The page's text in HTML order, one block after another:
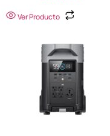
Ver Producto